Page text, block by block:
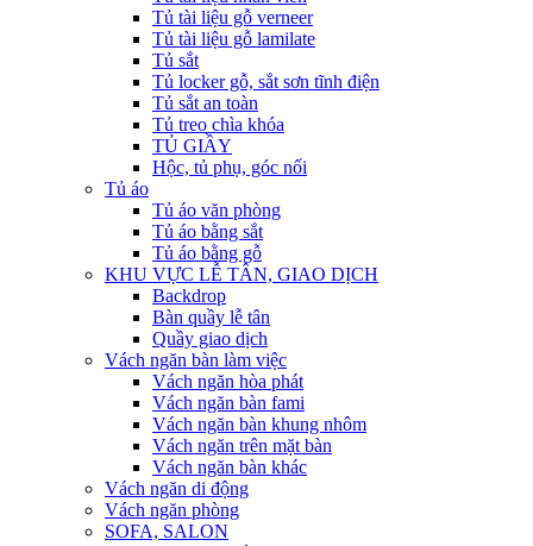
Tủ tài liệu gỗ verneer
Tủ tài liệu gỗ lamilate
Tủ sắt
Tủ locker gỗ, sắt sơn tĩnh điện
Tủ sắt an toàn
Tủ treo chìa khóa
TỦ GIẦY
Hộc, tủ phụ, góc nối
Tủ áo
Tủ áo văn phòng
Tủ áo bằng sắt
Tủ áo bằng gỗ
KHU VỰC LỄ TÂN, GIAO DỊCH
Backdrop
Bàn quầy lễ tân
Quầy giao dịch
Vách ngăn bàn làm việc
Vách ngăn hòa phát
Vách ngăn bàn fami
Vách ngăn bàn khung nhôm
Vách ngăn trên mặt bàn
Vách ngăn bàn khác
Vách ngăn di động
Vách ngăn phòng
SOFA, SALON